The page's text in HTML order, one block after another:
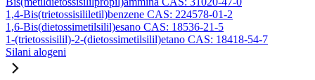
1,4-Bis(trietossisililetil)benzene CAS: 224578-01-2
1,6-Bis(dietossimetilsilil)esano CAS: 18536-21-5
1-(trietossisilil)-2-(dietossimetilsilil)etano CAS: 18418-54-7
Silani alogeni